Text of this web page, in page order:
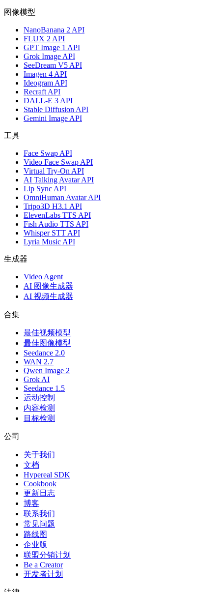
图像模型
NanoBanana 2 API
FLUX 2 API
GPT Image 1 API
Grok Image API
SeeDream V5 API
Imagen 4 API
Ideogram API
Recraft API
DALL-E 3 API
Stable Diffusion API
Gemini Image API
工具
Face Swap API
Video Face Swap API
Virtual Try-On API
AI Talking Avatar API
Lip Sync API
OmniHuman Avatar API
Tripo3D H3.1 API
ElevenLabs TTS API
Fish Audio TTS API
Whisper STT API
Lyria Music API
生成器
Video Agent
AI 图像生成器
AI 视频生成器
合集
最佳视频模型
最佳图像模型
Seedance 2.0
WAN 2.7
Qwen Image 2
Grok AI
Seedance 1.5
运动控制
内容检测
目标检测
公司
关于我们
文档
Hypereal SDK
Cookbook
更新日志
博客
联系我们
常见问题
路线图
企业版
联盟分销计划
Be a Creator
开发者计划